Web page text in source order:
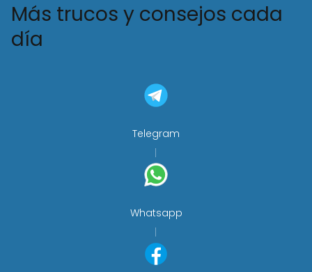
Más trucos y consejos cada
día
Telegram
Whatsapp